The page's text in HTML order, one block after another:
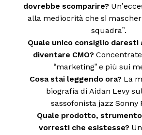
dovrebbe scomparire?
alla mediocrità che si
squadra”.
Quale unico consiglio daresti
diventare CMO?
“marketing” e più sui
Cosa stai leggendo ora?La
biografia di Aidan Levy
sassofonista jazz Sonny
Quale prodotto,
vorresti che esistesse?Un